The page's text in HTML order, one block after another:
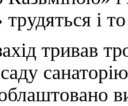
і
тривав